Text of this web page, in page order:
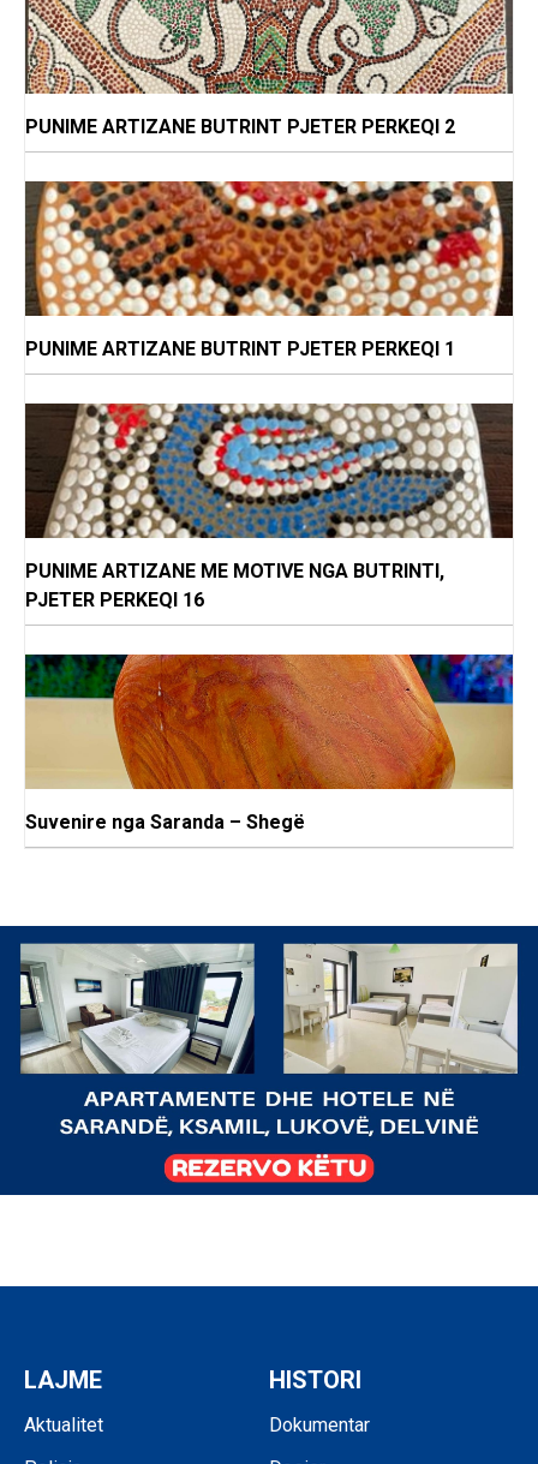
PUNIME ARTIZANE BUTRINT PJETER PERKEQI 2
PUNIME ARTIZANE BUTRINT PJETER PERKEQI 1
PUNIME ARTIZANE ME MOTIVE NGA BUTRINTI,
PJETER PERKEQI 16
Suvenire nga Saranda – Shegë
LAJME
Aktualitet
HISTORI
Dokumentar